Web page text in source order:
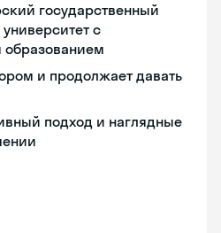
государственный
с
образованием
и продолжает давать
подход и наглядные